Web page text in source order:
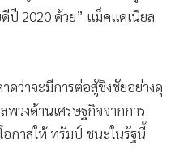
ปี 2020 ด้วย” แม็คแดเนียล
ดว่าจะมีการต่อสู้ชิงชัยอย่างดุ
วงด้านเศรษฐกิจจากการ
กาสให้ ทรัมป์ ชนะในรัฐนี้